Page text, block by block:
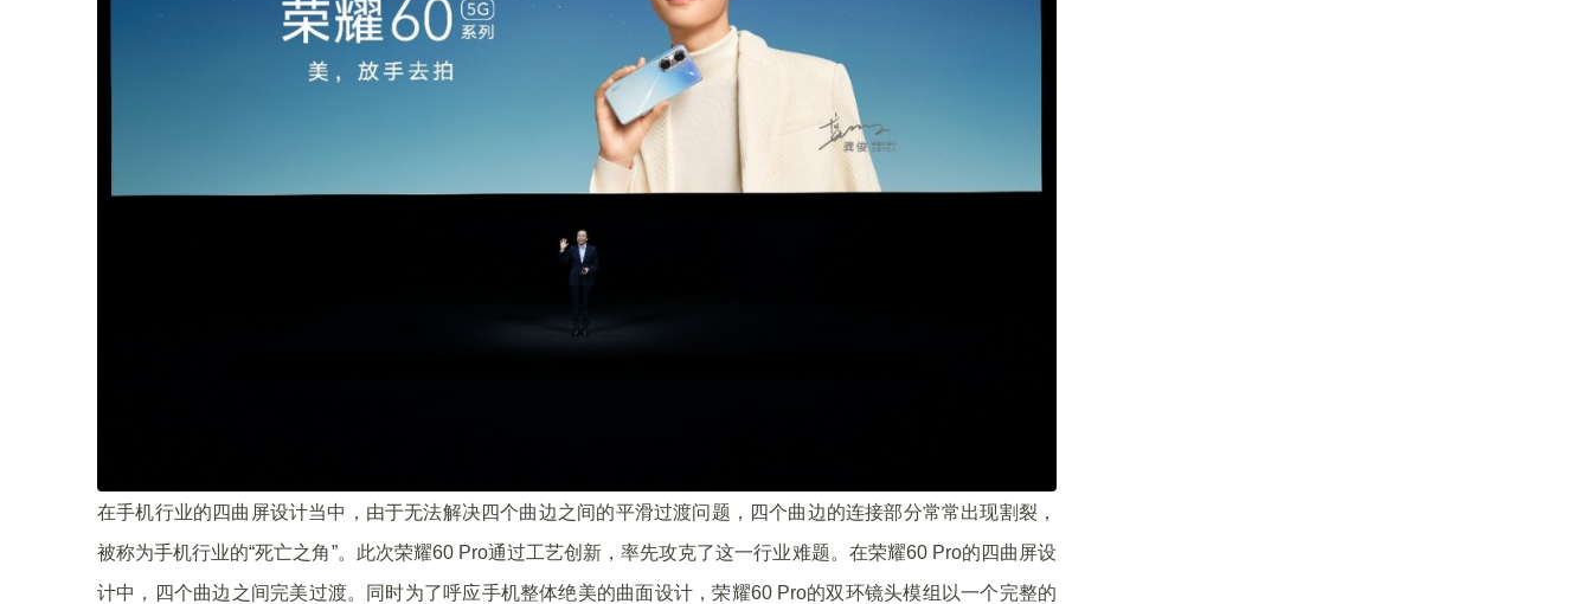
在手机行业的四曲屏设计当中，由于无法解决四个曲边之间的平滑过渡问题，四个曲边的连接部分常常出现割裂，
被称为手机行业的“死亡之角”。此次荣耀60 Pro通过工艺创新，率先攻克了这一行业难题。在荣耀60 Pro的四曲屏设
计中，四个曲边之间完美过渡。同时为了呼应手机整体绝美的曲面设计，荣耀60 Pro的双环镜头模组以一个完整的